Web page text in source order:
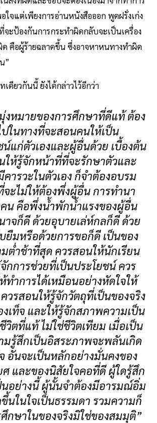
ใจแต่เพียงการอ่านหนังสือออก พูดฝรั่งเก่ง
ะป้องกันการกระทำผิดกลับจะเป็นเครื่อง
คือผู้ร้ายฉลาดขึ้น ซึ่งอาจหาหนทางทำผิด
”
ดียวกันนี้ ยังได้กล่าวไว้อีกว่า
งหมายของการศึกษาที่ดีแท้ ต้อง
ปในทางที่จะสอนคนให้เป็น
น์แก่ตัวเองและผู้อื่นด้วย เบื้องต้น
ให้รู้จักหน้าที่ที่จะรักษาตัวและ
คารวะในตัวเอง ก็จำต้องอบรม
จะไม่ให้ต้องพึ่งผู้อื่น การทำนา
น คือพึ่งน้ำพักน้ำแรงของผู้อื่น
าจก็ดี ด้วยอุบายเล่ห์กลก็ดี ด้วย
ยืมหรือด้วยการขอก็ดี เป็นของ
มต่ำช้าที่สุด ควรสอนให้นักเรียน
กการช่วยที่เป็นประโยชน์ ควร
ทำการได้เหมือนอย่างหัดใจให้
วรสอนให้รู้จักวัตถุที่เป็นของจริง
งเท็จ และให้รู้จักสภาพความเป็น
วิตที่แท้ ไม่ใช่ชีวิตเทียม เมื่อเป็น
มรู้สึกเป็นอิสระภาพจะพลันเกิด
อันจะเป็นหลักอย่างมั่นคงของ
ศ และของนิสัยใจคอที่ดี ผู้ใดรู้สึก
นอย่างนี้ ผู้นั้นจำต้องมีอารมณ์อิ่ม
ขึ้นในใจเป็นธรรมดา รวมความก็
กษาในของจริงมิใช่ของสมมุติ”